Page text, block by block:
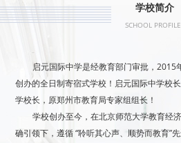
学校简介
SCHOOL
启元国际中学是经教育部门审批，2015
创办的全日制寄宿式学校！启元国际中学校
学校长，原郑州市教育局专家组组长！
学校创办至今，在北京师范大学教育经
确引领下，遵循 “聆听其心声、顺势而教育”